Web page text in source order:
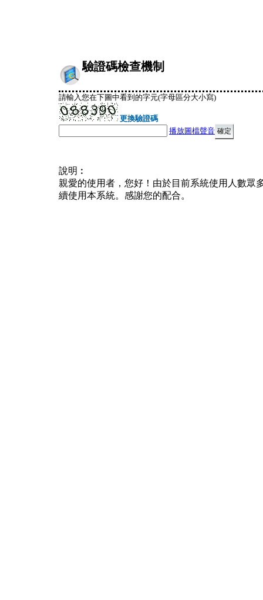
驗證碼檢查機制
請輸入您在下圖中看到的字元(字母區分大小寫)
更換驗證碼
播放圖檔聲音
說明︰
親愛的使用者，您好！由於目前系統使用人數眾
續使用本系統。感謝您的配合。